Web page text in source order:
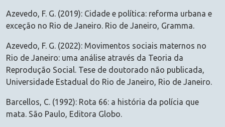
Azevedo, F. G. (2019): Cidade e política: reforma urbana e
exceção no Rio de Janeiro. Rio de Janeiro, Gramma.
Azevedo, F. G. (2022): Movimentos sociais maternos no
Rio de Janeiro: uma análise através da Teoria da
Reprodução Social. Tese de doutorado não publicada,
Universidade Estadual do Rio de Janeiro, Rio de Janeiro.
Barcellos, C. (1992): Rota 66: a história da polícia que
mata. São Paulo, Editora Globo.